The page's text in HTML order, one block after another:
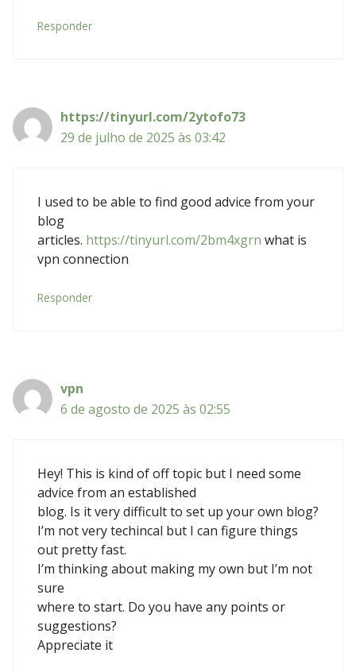
Responder
https://tinyurl.com/2ytofo73
29 de julho de 2025 às 03:42
I used to be able to find good advice from your
blog
articles. https://tinyurl.com/2bm4xgrn what is
vpn connection
Responder
vpn
6 de agosto de 2025 às 02:55
Hey! This is kind of off topic but I need some
advice from an established
blog. Is it very difficult to set up your own blog?
I’m not very techincal but I can figure things
out pretty fast.
I’m thinking about making my own but I’m not
sure
where to start. Do you have any points or
suggestions?
Appreciate it